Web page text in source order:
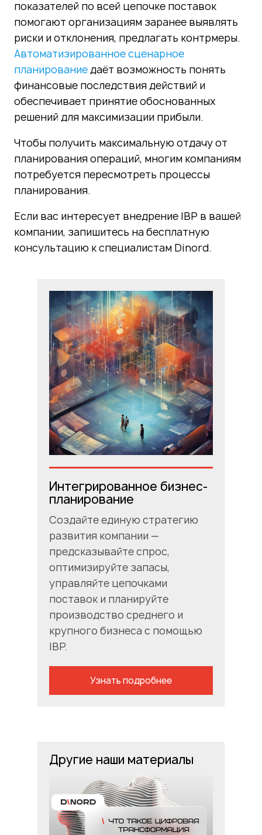
Другие наши материалы
показателей по всей цепочке поставок
помогают организациям заранее выявлять
риски и отклонения, предлагать контрмеры.
Автоматизированное сценарное
планированиедаёт возможность понять
финансовые последствия действий и
обеспечивает принятие обоснованных
решений для максимизации прибыли.
Чтобы получить максимальную отдачу от
планирования операций, многим компаниям
потребуется пересмотреть процессы
планирования.
Если вас интересует внедрение IBP в вашей
компании, запишитесь на бесплатную
консультацию к специалистам Dinord.
Интегрированное бизнес-
планирование
Создайте единую стратегию
развития компании —
предсказывайте спрос,
оптимизируйте запасы,
управляйте цепочками
поставок и планируйте
производство среднего и
крупного бизнеса с помощью
IBP.
Узнать подробнее